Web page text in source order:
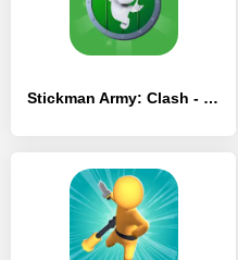
Stickman Army: Clash - [MOD Много денег]